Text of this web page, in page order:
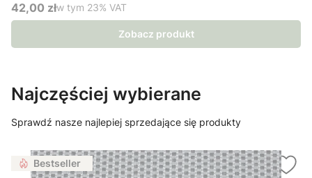
Cena brutto
42,00 złw tym %s VAT
w tym 23% VAT
Zobacz produkt
Najczęściej wybierane
Sprawdź nasze najlepiej sprzedające się produkty
Bestseller